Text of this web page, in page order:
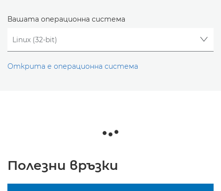
Вашата операционна система
Открита е операционна система
Полезни връзки